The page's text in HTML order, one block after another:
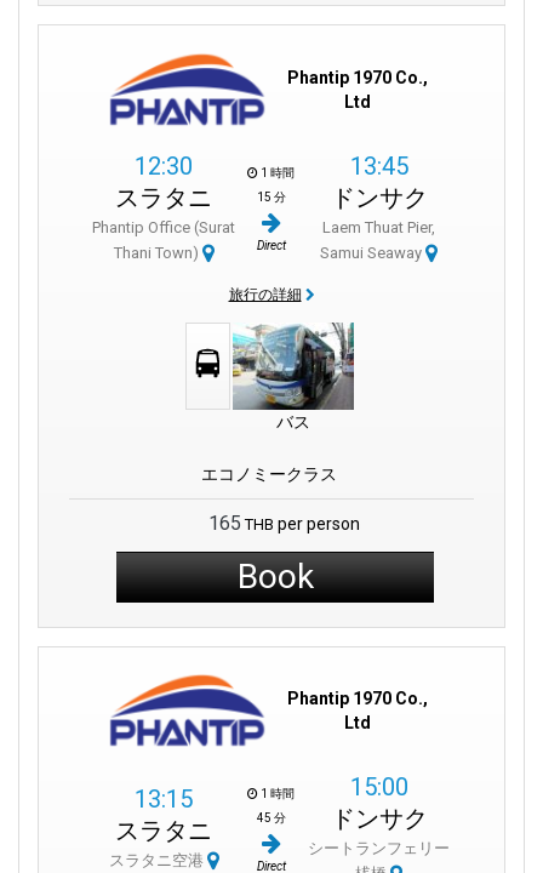
Phantip 1970 Co.,
Ltd
12:30
スラタニ
Phantip Office (Surat
Thani Town)
1 時間
15 分
Direct
13:45
ドンサク
Laem Thuat Pier,
Samui Seaway
旅行の詳細
バス
エコノミークラス
165 THB per person
Book
Phantip 1970 Co.,
Ltd
13:15
スラタニ
スラタニ空港
1 時間
45 分
Direct
15:00
ドンサク
シートランフェリー